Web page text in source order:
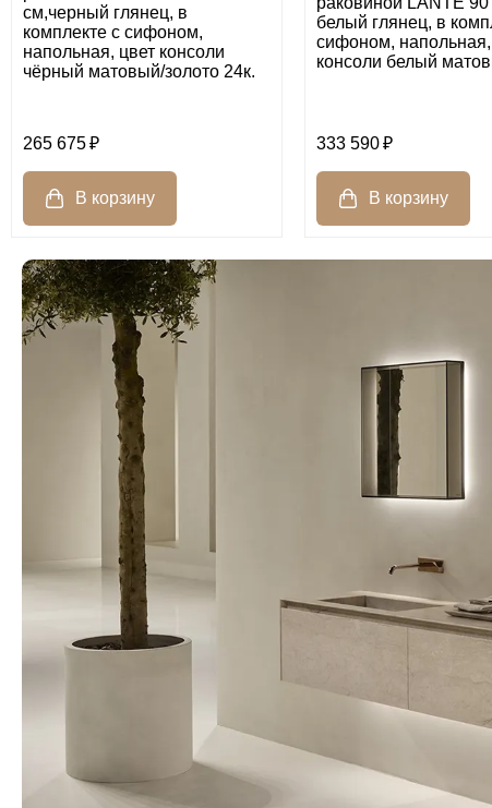
см,черный глянец, в
комплекте с сифоном,
напольная, цвет консоли
чёрный матовый/золото 24к.
265 675
белый глянец, в
сифоном, напольная,
консоли белый
333 590